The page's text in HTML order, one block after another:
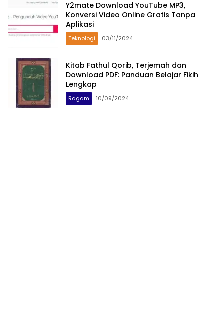
Y2mate Download YouTube MP3,
Konversi Video Online Gratis Tanpa
Aplikasi
Teknologi 03/11/2024
Kitab Fathul Qorib, Terjemah dan
Download PDF: Panduan Belajar Fikih
Lengkap
Ragam 10/09/2024